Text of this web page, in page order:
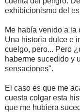
exhibicionismo del
Me había venido a la
Una historia dulce e
cuelgo, pero... Pero
haberme sucedido y
sensaciones".
El caso es que me
cuesta colgar esta
que me hubiera